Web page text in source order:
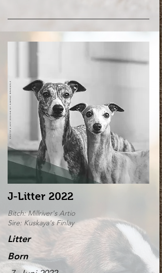
J-Litter 2022
Bitch: Millriver's Artio
Sire: Kuskaya's Finlay
Litter
Born